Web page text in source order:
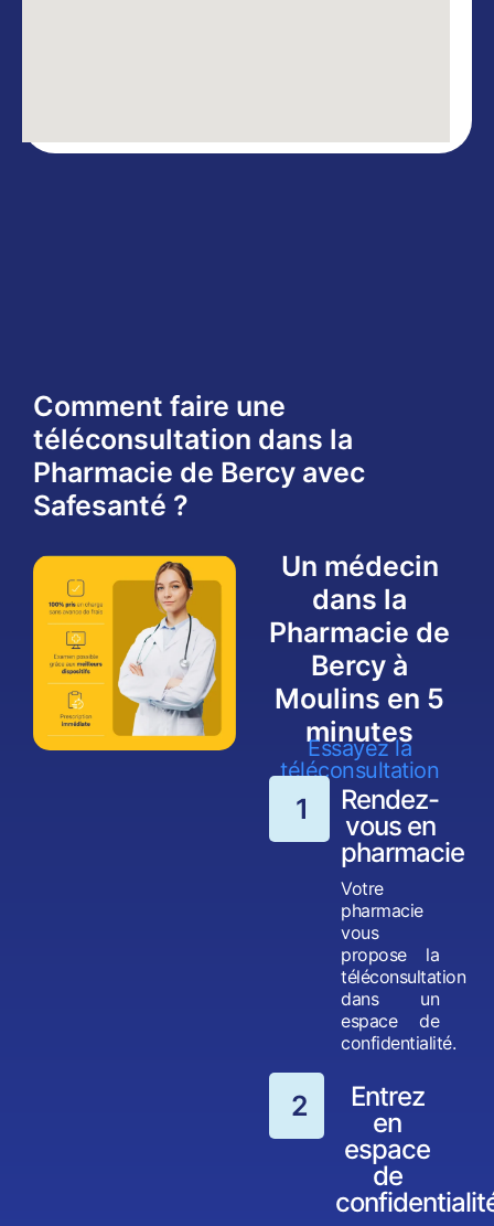
Comment faire une
téléconsultation dans la
Pharmacie de Bercy avec
Safesanté ?
Un médecin
dans la
Pharmacie de
Bercy à
Moulins en 5
minutes
Essayez la
téléconsultation
1
Rendez-
vous en
pharmacie
Votre
pharmacie
vous
propose la
téléconsultation
dans un
espace de
confidentialité.
2
Entrez
en
espace
de